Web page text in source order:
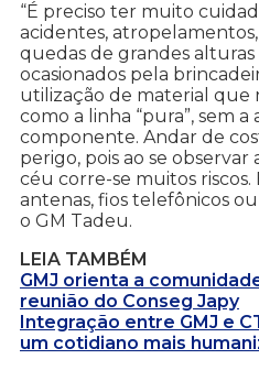
“É preciso ter muito
acidentes,
quedas de grandes
ocasionados pela
utilização de material que
como a linha “pura”, sem
componente. Andar de
perigo, pois ao se observar
céu corre-se muitos
antenas, fios telefônicos
o GM Tadeu.
LEIA TAMBÉM
GMJ orienta a
reunião do Conseg Japy
Integração entre GMJ e
um cotidiano mais